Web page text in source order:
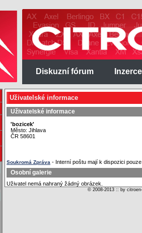
Diskuzní fórum Inzerce
Uživatelské informace
Uživatelské informace
'bozicek'
Město: Jihlava
ČR 58601
Soukromá Zpráva - Interní poštu mají k dispozici
Osobní galerie
Uživatel nemá nahraný žádný obrázek.
© 2008-2013 :: by